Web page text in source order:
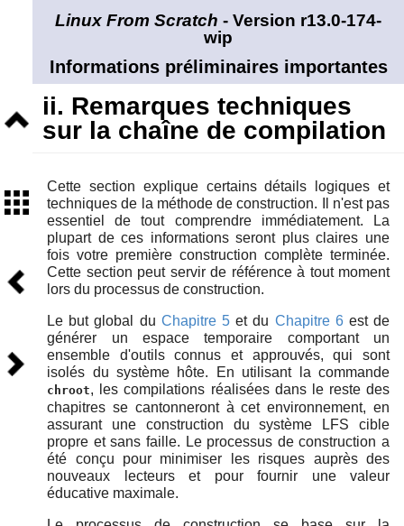
Linux From Scratch - Version r13.0-174-
wip
Informations préliminaires importantes
ii. Remarques techniques
sur la chaîne de compilation
Cette section explique certains détails logiques et
techniques de la méthode de construction. Il n'est pas
essentiel de tout comprendre immédiatement. La
plupart de ces informations seront plus claires une
fois votre première construction complète terminée.
Cette section peut servir de référence à tout moment
lors du processus de construction.
Le but global du Chapitre 5 et du Chapitre 6est de
générer un espace temporaire comportant un
ensemble d'outils connus et approuvés, qui sont
isolés du système hôte. En utilisant la commande
chroot, les compilations réalisées dans le reste des
chapitres se cantonneront à cet environnement, en
assurant une construction du système LFS cible
propre et sans faille. Le processus de construction a
été conçu pour minimiser les risques auprès des
nouveaux lecteurs et pour fournir une valeur
éducative maximale.
Précédent
Suivant
Niveau
supérieur
Sommaire